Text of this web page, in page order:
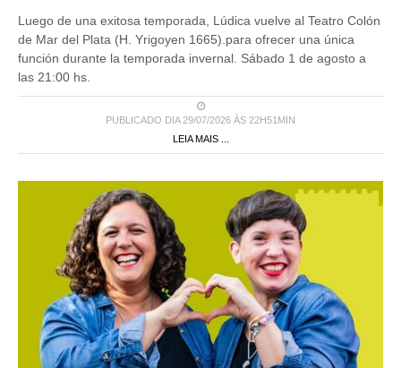
Luego de una exitosa temporada, Lúdica vuelve al Teatro Colón
de Mar del Plata (H. Yrigoyen 1665).para ofrecer una única
función durante la temporada invernal. Sábado 1 de agosto a
las 21:00 hs.
PUBLICADO DIA 29/07/2026 ÀS 22H51MIN
LEIA MAIS ...